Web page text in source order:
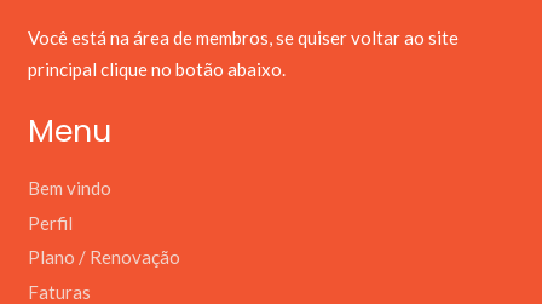
Você está na área de membros, se quiser voltar ao site
principal clique no botão abaixo.
Menu
Bem vindo
Perfil
Plano / Renovação
Faturas